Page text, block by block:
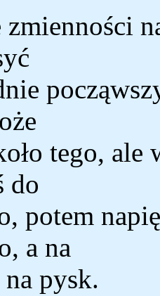
tego, ale
do
potem
a na
pysk.